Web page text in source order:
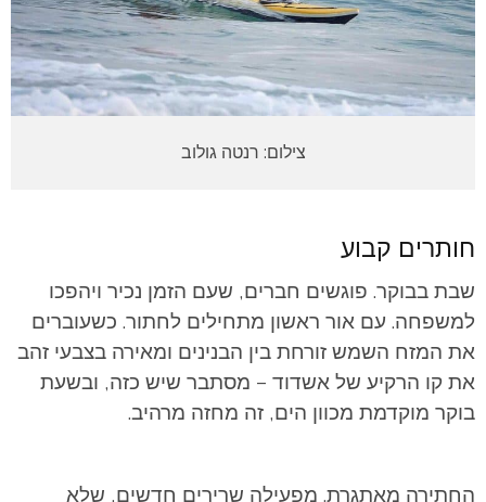
צילום: רנטה גולוב
חותרים קבוע
שבת בבוקר. פוגשים חברים, שעם הזמן נכיר ויהפכו
למשפחה. עם אור ראשון מתחילים לחתור. כשעוברים
את המזח השמש זורחת בין הבנינים ומאירה בצבעי זהב
את קו הרקיע של אשדוד – מסתבר שיש כזה, ובשעת
בוקר מוקדמת מכוון הים, זה מחזה מרהיב.
החתירה מאתגרת. מפעילה שרירים חדשים, שלא